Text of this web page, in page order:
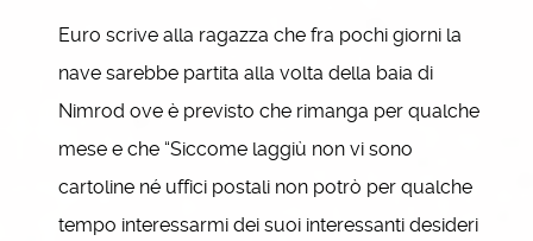
Euro scrive alla ragazza che fra pochi giorni la
nave sarebbe partita alla volta della baia di
Nimrod ove è previsto che rimanga per qualche
mese e che “Siccome laggiù non vi sono
cartoline né uffici postali non potrò per qualche
tempo interessarmi dei suoi interessanti desideri